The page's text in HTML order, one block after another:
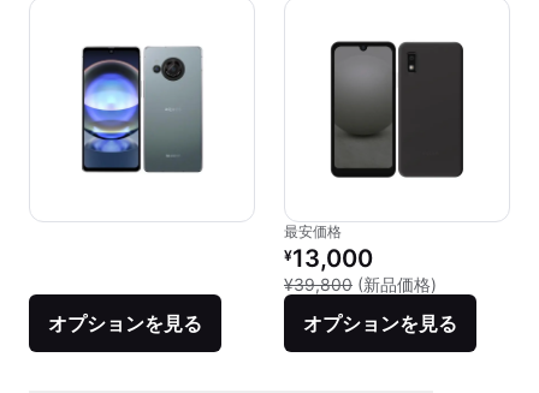
オプションを見る
最安価格
リファービッシュ品の価格：
¥13,000
¥39,800 (新品価格)
オプションを見る